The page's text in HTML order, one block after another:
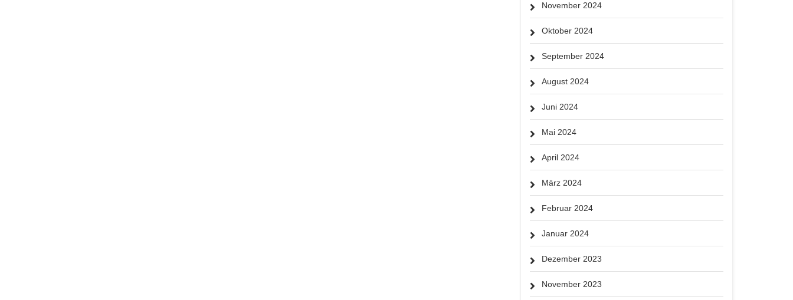
November 2024
Oktober 2024
September 2024
August 2024
Juni 2024
Mai 2024
April 2024
März 2024
Februar 2024
Januar 2024
Dezember 2023
November 2023